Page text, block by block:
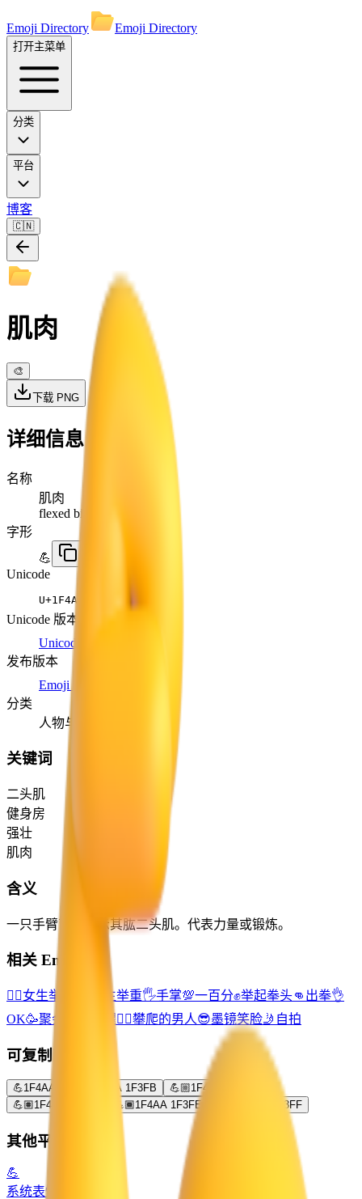
Emoji Directory Emoji Directory
打开主菜单
分类
平台
博客
🇨🇳
肌肉
🎨
下载 PNG
详细信息
名称
肌肉
flexed biceps
字形
💪
Unicode
U+1F4AA
Unicode 版本
Unicode 6.0
发布版本
Emoji 0.6
分类
人物与身体
关键词
二头肌
健身房
强壮
肌肉
含义
一只手臂弯曲展示其肱二头肌。代表力量或锻炼。
相关 Emoji
🏋️‍♀️女生举重 男生举重🖐️手掌💯一百分✊举起拳头👊 出拳👌
OK🥳聚会笑脸 腿🧗‍♂️攀爬的男人😎墨镜笑脸🤳 自拍
可复制变体
💪1F4AA 1F4AA 1F3FB 💪🏼1F4AA 1F3FC
💪🏽1F4AA 1F3FD 💪🏾1F4AA 1F3FE 1F4AA 1F3FF
其他平台
💪
系统表情符号